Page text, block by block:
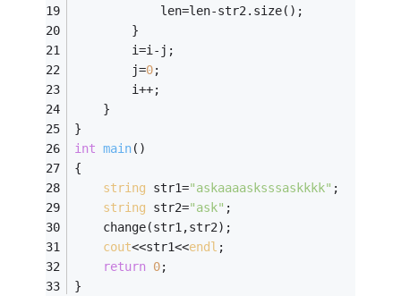
			len=len-str2.size();
		}
		i=i-j;
		j=
0;
		i++;
	}
}
int main()
{
string str1="askaaaasksssaskkkk" ;
string str2="ask" ;
	change(str1,str2);
cout<<str1<<endl ;
return 0;
}